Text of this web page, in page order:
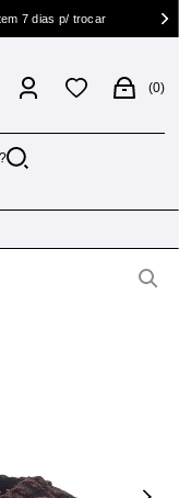
7 dias p/ trocar
0